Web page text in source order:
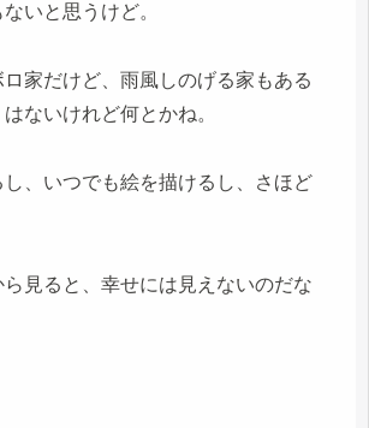
いと思うけど。
家だけど、雨風しのげる家もある
ないけれど何とかね。
、いつでも絵を描けるし、さほど
見ると、幸せには見えないのだな